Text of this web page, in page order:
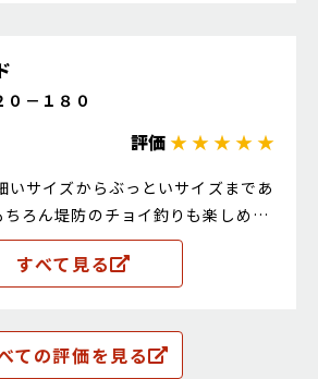
－１８０
評価★ ★ ★ ★ ★
いサイズからぶっといサイズまであ
ろん堤防のチョイ釣りも楽しめま
ドだからパワーもあるしカラフルで
度も笑( ^ω^)すべて見る
ての評価を見る